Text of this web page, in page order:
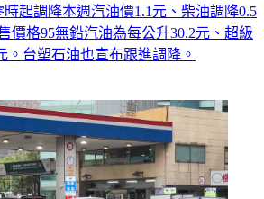
起調降本週汽油價1.1元、柴油調降0.5
價格95無鉛汽油為每公升30.2元、超級
。台塑石油也宣布跟進調降。